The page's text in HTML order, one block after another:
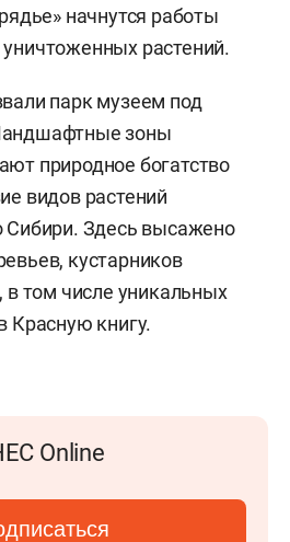
начнутся работы
растений.
парк музеем под
зоны
природное богатство
видов растений
Сибири. Здесь высажено
кустарников
в том числе уникальных
Красную книгу.
Online